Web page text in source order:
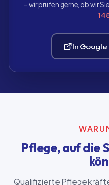
– wir prüfen gerne, ob wir
In
Pflege, auf die
Qualifizierte